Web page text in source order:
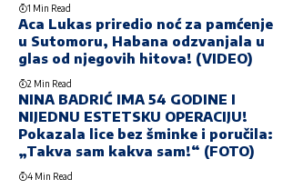
1 Min Read
Aca Lukas priredio noć za pamćenje
u Sutomoru, Habana odzvanjala u
glas od njegovih hitova! (VIDEO)
2 Min Read
NINA BADRIĆ IMA 54 GODINE I
NIJEDNU ESTETSKU OPERACIJU!
Pokazala lice bez šminke i poručila:
„Takva sam kakva sam!“ (FOTO)
4 Min Read